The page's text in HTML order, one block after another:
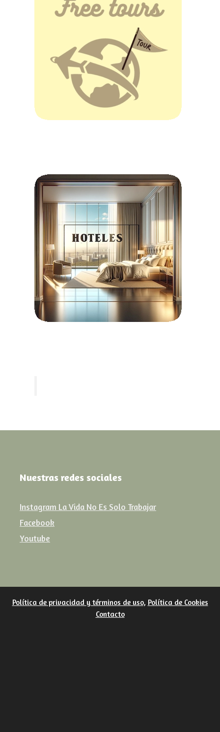
Nuestras redes sociales
Instagram La Vida No Es Solo Trabajar
Facebook
Youtube
Política de privacidad y términos de uso, Política de Cookies
Contacto